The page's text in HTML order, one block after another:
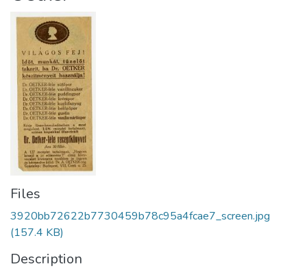
About us
Files
3920bb72622b7730459b78c95a4fcae7_screen.jpg
(157.4 KB)
Description